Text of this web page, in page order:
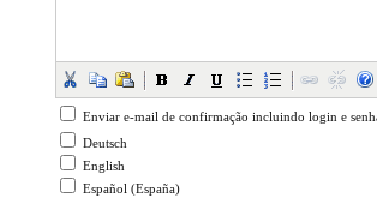
Enviar e-mail de confirmação incluindo login e
Deutsch
English
Español (España)